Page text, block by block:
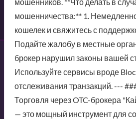
мошенничества:** 1.
кошелек и свяжитесь с
Подайте жалобу в местные
брокер нарушил законы вашей
Используйте сервисы вроде
отслеживания транзакций. ---
Торговля через OTC-брокера
— это мощный инструмент для